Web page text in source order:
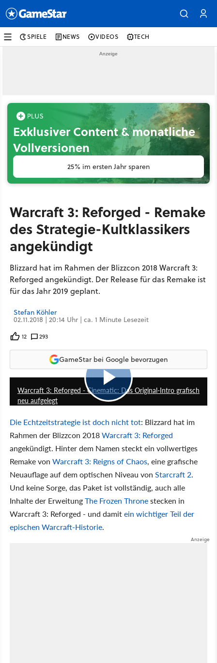
SPIELE NEWS VIDEOS TECH
Exklusiver Content & monatliche
Vollversionen
25% im ersten Jahr sparen
Warcraft 3: Reforged - Remake
des Strategie-Kultklassikers
angekündigt
Blizzard hat im Rahmen der Blizzcon 2018 Warcraft 3:
Reforged angekündigt. Der Release für das Remake ist
für das Jahr 2019 geplant.
Stefan Köhler
02.11.2018 | 20:14 Uhr | ca. 1 Minute Lesezeit
12 293
GameStar bei Google bevorzugen
2:18
Warcraft 3: Reforged - Cinematic: Das Original-Intro grafisch
neu aufgelegt
Die Echtzeitstrategie ist doch nicht tot: Blizzard hat im
Rahmen der Blizzcon 2018Warcraft 3: Reforged
angekündigt. Hinter dem Namen steckt ein vollwertiges
Remake von Warcraft 3: Reigns of Chaos, eine grafische
Neuauflage auf dem optischen Niveau von Starcraft 2.
Und keine Sorge, das Paket ist vollständig, auch alle
Inhalte der ErweitungThe Frozen Thronestecken in
Warcraft 3: Reforged - und damitein wichtiger Teil der
epischen Warcraft-Historie.